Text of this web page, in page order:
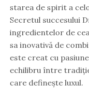
starea de spirit a
Secretul succesului
ingredientelor de
sa inovativă de
este creat cu
echilibru între
care definește luxul.